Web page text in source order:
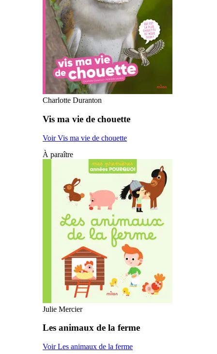
Charlotte Duranton
Vis ma vie de chouette
Voir Vis ma vie de chouette
À paraître
Julie Mercier
Les animaux de la ferme
Voir Les animaux de la ferme